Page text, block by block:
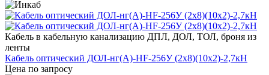
Кабель в кабельную канализацию ДПЛ, ДОЛ, ТОЛ, броня из
ленты
Кабель оптический ДОЛ-нг(А)-HF-256У (2х8)(10х2)-2,7кН
Цена по запросу